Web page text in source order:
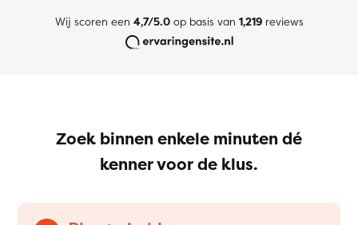
Wij scoren een 4,7/5.0op basis van 1,219reviews
Zoek binnen enkele minuten dé
kenner voor de klus.